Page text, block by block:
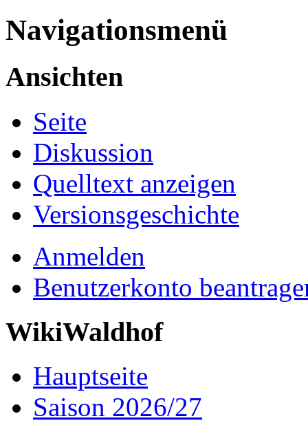
Navigationsmenü
Ansichten
Seite
Diskussion
Quelltext anzeigen
Versionsgeschichte
Anmelden
Benutzerkonto
WikiWaldhof
Hauptseite
Saison 2026/27